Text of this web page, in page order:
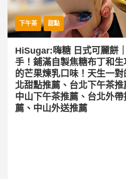
下午茶 甜點
HiSugar:嗨糖 日式可麗餅
手！鋪滿自製焦糖布丁和
的芒果煉乳口味！天生一
北甜點推薦、台北下午茶推
中山下午茶推薦、台北外
薦、中山外送推薦